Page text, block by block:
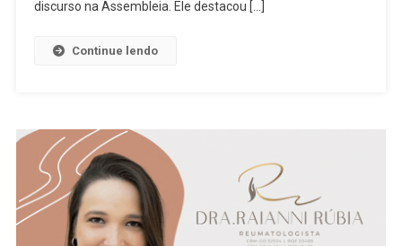
discurso na Assembleia. Ele destacou […]
Continue lendo